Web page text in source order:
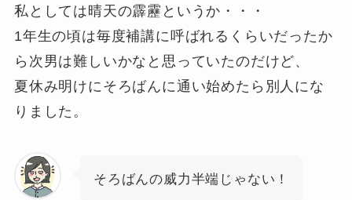
私としては晴天の霹靂というか・・・
1年生の頃は毎度補講に呼ばれるくらいだったか
ら次男は難しいかなと思っていたのだけど、
夏休み明けにそろばんに通い始めたら別人にな
りました。
そろばんの威力半端じゃない！